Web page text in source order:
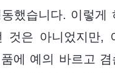
했습니다. 이렇게
것은 아니었지만,
에 예의 바르고 겸